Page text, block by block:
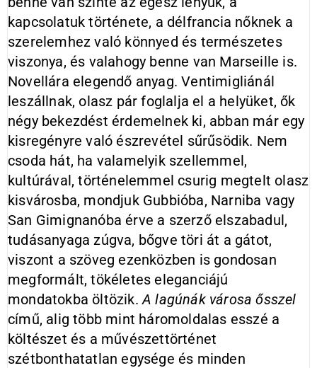
kapcsolatuk története, a délfrancia nőknek a
szerelemhez való könnyed és természetes
viszonya, és valahogy benne van Marseille is.
Novellára elegendő anyag. Ventimigliánál
leszállnak, olasz pár foglalja el a helyüket, ők
négy bekezdést érdemelnek ki, abban már egy
kisregényre való észrevétel sűrűsödik. Nem
csoda hát, ha valamelyik szellemmel,
kultúrával, történelemmel csurig megtelt olasz
kisvárosba, mondjuk Gubbióba, Narniba vagy
San Gimignanóba érve a szerző elszabadul,
tudásanyaga zúgva, bőgve töri át a gátot,
viszont a szöveg ezenközben is gondosan
megformált, tökéletes eleganciájú
mondatokba öltözik.A lagúnák városa ősszel
című, alig több mint háromoldalas esszé a
költészet és a művészettörténet
szétbonthatatlan egysége és minden